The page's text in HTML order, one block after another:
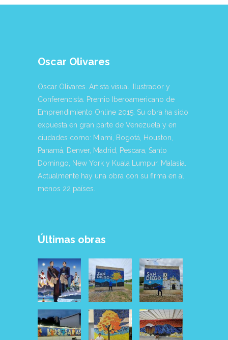
Oscar Olivares
Oscar Olivares. Artista visual, Ilustrador y
Conferencista. Premio Iberoamericano de
Emprendimiento Online 2015. Su obra ha sido
expuesta en gran parte de Venezuela y en
ciudades como: Miami, Bogotá, Houston,
Panamá, Denver, Madrid, Pescara, Santo
Domingo, New York y Kuala Lumpur, Malasia.
Actualmente hay una obra con su firma en al
menos 22 países.
Últimas obras